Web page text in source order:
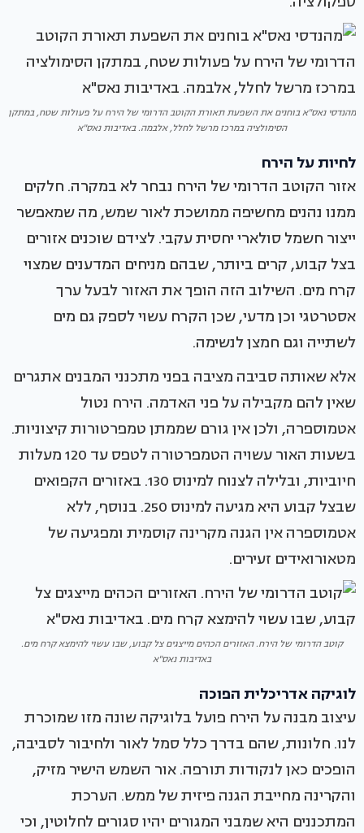
מהנדסי נאס"א בוחנים את השפעת תאורת הקוטב הדרומי של הירח על פעולות שטח, במתקן
הסימולציה במרכז מרשל לחלל, אלבמה. באדיבות נאס"א
לחיות על הירח
אזור הקוטב הדרומי של הירח נבחר לא במקרה. חלקים
ממנו נהנים מחשיפה ממושכת לאור שמש, מה שמאפשר
ייצור חשמל סולארי יחסית עקבי. לצידם שוכנים אזורים
בצל קבוע, קרים ביותר, שבהם מניחים המדענים שמצוי
קרח מים. השילוב הזה הופך את האזור לבעל ערך
אסטרטגי וכן מדעי, שכן הקרח עשוי לספק גם מים
לשתייה וגם חמצן לנשימה.
אלא שאותה סביבה מציבה בפני מתכנני המבנים אתגרים
שאין להם מקבילה על פני האדמה. הירח נטול
אטמוספרה, ולכן אין גורם שממתן טמפרטורות קיצוניות.
בשעות האור עשויה הטמפרטורה לטפס עד 120 מעלות
חיוביות, ובלילה לצנוח למינוס 130. באזורים הקפואים
שבצל קבוע היא מגיעה למינוס 250. בנוסף, ללא
אטמוספרה אין הגנה מקרינה קוסמית ומפגיעה של
מטאורואידים זעירים.
קוטב הדרומי של הירח. האזורים הכהים מייצגים צל קבוע, שבו עשוי להימצא קרח מים.
באדיבות נאס"א
לוגיקה אדריכלית הפוכה
עיצוב מבנה על הירח פועל בלוגיקה שונה מזו שמוכרת
לנו. חלונות, שהם בדרך כלל סמל לאור ולחיבור לסביבה,
הופכים כאן לנקודות תורפה. אור השמש הישיר מזיק,
והקרינה מחייבת הגנה פיזית של ממש. הערכת
המתכננים היא שמבני המגורים יהיו סגורים לחלוטין, וכי